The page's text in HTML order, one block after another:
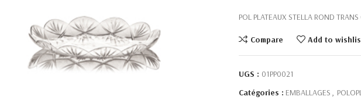
POL PLATEAUX STELLA ROND
Compare Add to
UGS : 01PP0021
Catégories : EMBALLAGES ,